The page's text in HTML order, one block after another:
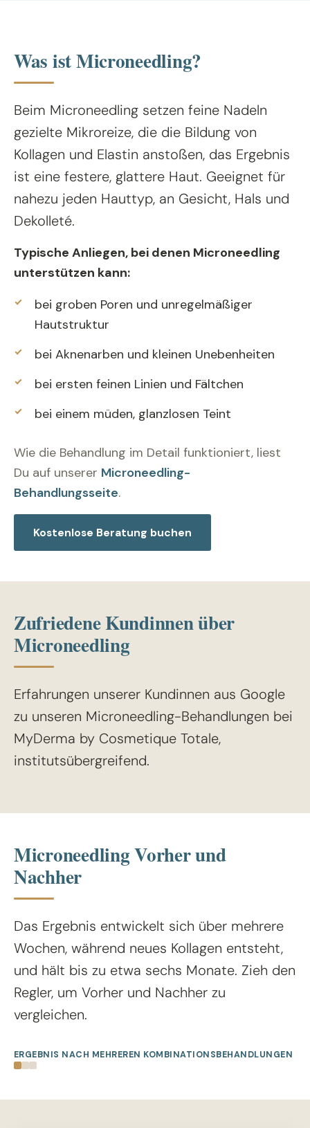
Was ist Microneedling?
Beim Microneedling setzen feine Nadeln
gezielte Mikroreize, die die Bildung von
Kollagen und Elastin anstoßen, das Ergebnis
ist eine festere, glattere Haut. Geeignet für
nahezu jeden Hauttyp, an Gesicht, Hals und
Dekolleté.
Typische Anliegen, bei denen Microneedling
unterstützen kann:
bei groben Poren und unregelmäßiger
Hautstruktur
bei Aknenarben und kleinen Unebenheiten
bei ersten feinen Linien und Fältchen
bei einem müden, glanzlosen Teint
Wie die Behandlung im Detail funktioniert, liest
Du auf unserer Microneedling-
Behandlungsseite.
Kostenlose Beratung buchen
Zufriedene Kundinnen über
Microneedling
Erfahrungen unserer Kundinnen aus Google
zu unseren Microneedling-Behandlungen bei
MyDerma by Cosmetique Totale,
institutsübergreifend.
Microneedling Vorher und
Nachher
Das Ergebnis entwickelt sich über mehrere
Wochen, während neues Kollagen entsteht,
und hält bis zu etwa sechs Monate. Zieh den
Regler, um Vorher und Nachher zu
vergleichen.
VORHER NACHHER
ERGEBNIS NACH MEHREREN KOMBINATIONSBEHANDLUNGEN